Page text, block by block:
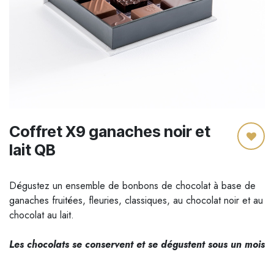
Coffret X9 ganaches noir et
lait QB
Dégustez un ensemble de bonbons de chocolat à base de
ganaches fruitées, fleuries, classiques, au chocolat noir et au
chocolat au lait.
Les chocolats se conservent et se dégustent sous un mois